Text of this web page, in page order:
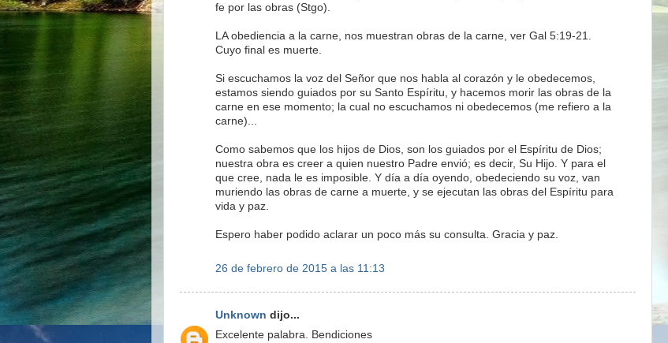
fe por las obras (Stgo).
LA obediencia a la carne, nos muestran obras de la carne, ver Gal 5:19-21.
Cuyo final es muerte.
Si escuchamos la voz del Señor que nos habla al corazón y le obedecemos,
estamos siendo guiados por su Santo Espíritu, y hacemos morir las obras de la
carne en ese momento; la cual no escuchamos ni obedecemos (me refiero a la
carne)...
Como sabemos que los hijos de Dios, son los guiados por el Espíritu de Dios;
nuestra obra es creer a quien nuestro Padre envió; es decir, Su Hijo. Y para el
que cree, nada le es imposible. Y día a día oyendo, obedeciendo su voz, van
muriendo las obras de carne a muerte, y se ejecutan las obras del Espíritu para
vida y paz.
Espero haber podido aclarar un poco más su consulta. Gracia y paz.
26 de febrero de 2015 a las 11:13
Unknown dijo...
Excelente palabra. Bendiciones